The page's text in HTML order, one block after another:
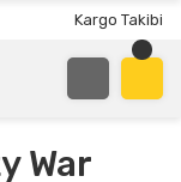
Kargo Takibi
War